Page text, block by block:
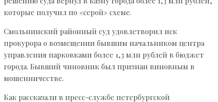
которые получил по «серой» схеме.
Смольнинский районный суд удовлетворил иск
прокурора о возмещении бывшим начальником центра
управления парковками более 1,3 млн рублей в бюджет
города. Бывший чиновник был признан виновным в
мошенничестве.
Как рассказали в пресс-службе петербургской